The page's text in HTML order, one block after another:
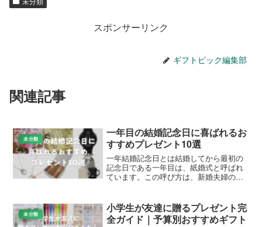
スポンサーリンク
ギフトピック編集部
関連記事
未分類
一年目の結婚記念日に喜ばれるお
すすめプレゼント10選
一年結婚記念日とは結婚してから最初の
記念日である一年目は、紙婚式と呼ばれ
ています。この呼び方は、新婚夫婦の関
初の一年間は、二人が夫婦として新しい
生活を築き、絆を深める非...
未分類
小学生が友達に贈るプレゼント完
全ガイド｜予算別おすすめギフト